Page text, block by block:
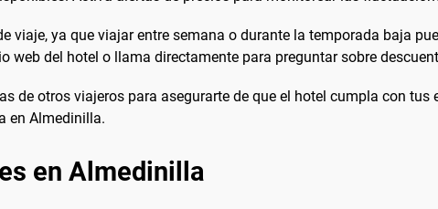
viaje, ya que viajar entre semana o durante la temporada baja
web del hotel o llama directamente para preguntar sobre
de otros viajeros para asegurarte de que el hotel cumpla con
en Almedinilla.
en Almedinilla